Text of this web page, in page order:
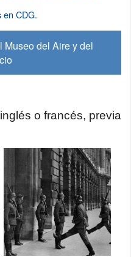
en CDG.
Museo del Aire y del
o francés, previa